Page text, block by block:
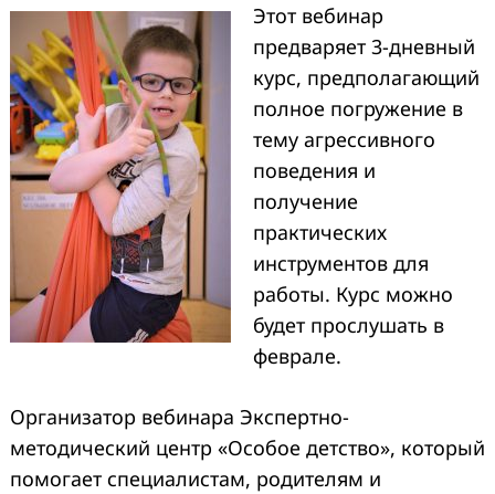
Этот вебинар
предваряет 3-дневный
курс, предполагающий
полное погружение в
тему агрессивного
поведения и
получение
практических
инструментов для
работы. Курс можно
будет прослушать в
феврале.
Организатор вебинара Экспертно-
методический центр «Особое детство», который
помогает специалистам, родителям и